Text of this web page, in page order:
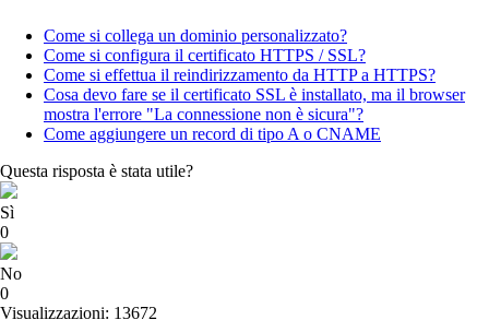
Come si collega un dominio personalizzato?
Come si configura il certificato HTTPS / SSL?
Come si effettua il reindirizzamento da HTTP a HTTPS?
Cosa devo fare se il certificato SSL è installato, ma il browser
mostra l'errore "La connessione non è sicura"?
Come aggiungere un record di tipo A o CNAME
Questa risposta è stata utile?
Sì
0
No
0
Visualizzazioni: 13672